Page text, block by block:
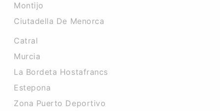
Montijo
Ciutadella De Menorca
Catral
Murcia
La Bordeta Hostafrancs
Estepona
Zona Puerto Deportivo